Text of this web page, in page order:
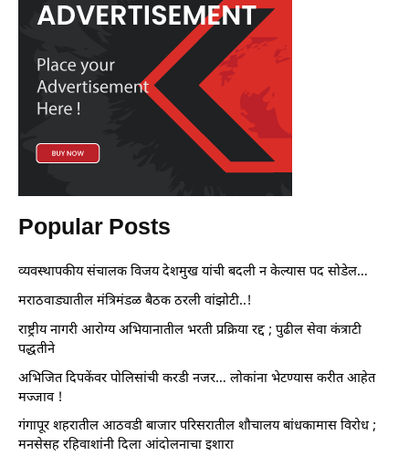
Popular Posts
व्यवस्थापकीय संचालक विजय देशमुख यांची बदली न केल्यास पद सोडेल…
मराठवाड्यातील मंत्रिमंडळ बैठक ठरली वांझोटी..!
राष्ट्रीय नागरी आरोग्य अभियानातील भरती प्रक्रिया रद्द ; पुढील सेवा कंत्राटी
पद्धतीने
अभिजित दिपकेंवर पोलिसांची करडी नजर… लोकांना भेटण्यास करीत आहेत
मज्जाव !
गंगापूर शहरातील आठवडी बाजार परिसरातील शौचालय बांधकामास विरोध ;
मनसेसह रहिवाशांनी दिला आंदोलनाचा इशारा